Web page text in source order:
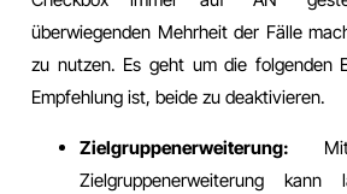
überwiegenden Mehrheit der Fälle
zu nutzen. Es geht um die folgenden
Empfehlung ist, beide zu deaktivieren.
Zielgruppenerweiterung: Mit
Zielgruppenerweiterung